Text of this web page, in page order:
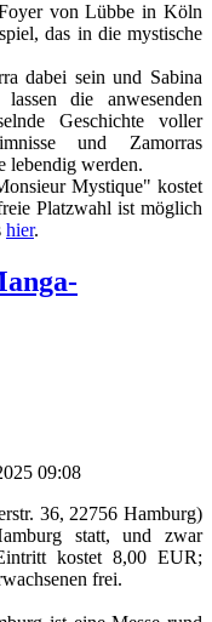
von Lübbe in Köln
das in die mystische
dabei sein und Sabina
die anwesenden
Geschichte voller
und Zamorras
lebendig werden.
Mystique" kostet
Platzwahl ist möglich
hier.
09:08
36, 22756 Hamburg)
statt, und zwar
kostet 8,00 EUR;
frei.